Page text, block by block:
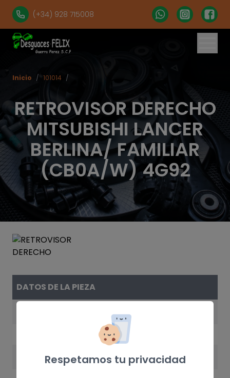
(+34) 928 715008
RETROVISOR DERECHO
MITSUBISHI LANCER
BERLINA/ FAMILIAR
(CB0A/W) 4G92
Inicio / 101014 /
DATOS DE LA PIEZA
Respetamos tu privacidad